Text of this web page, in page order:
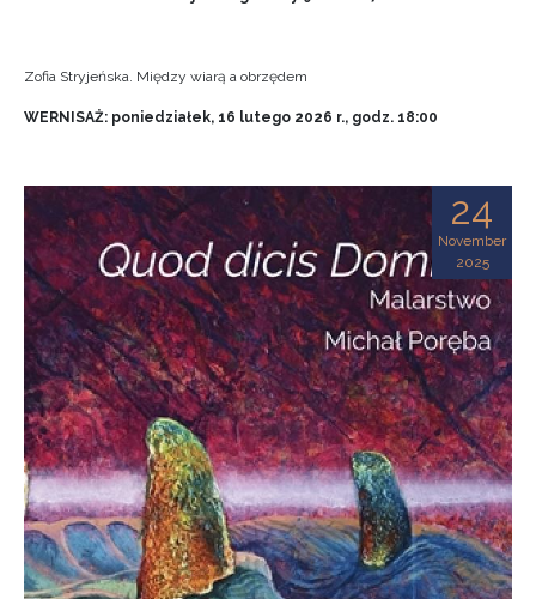
Zofia Stryjeńska. Między wiarą a obrzędem
WERNISAŻ: poniedziałek, 16 lutego 2026 r., godz. 18:00
24
November
2025